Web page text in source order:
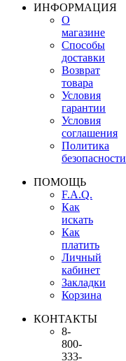
ИНФОРМАЦИЯ
О
магазине
Способы
доставки
Возврат
товара
Условия
гарантии
Условия
соглашения
Политика
безопасности
ПОМОЩЬ
F.A.Q.
Как
искать
Как
платить
Личный
кабинет
Закладки
Корзина
КОНТАКТЫ
8-
800-
333-